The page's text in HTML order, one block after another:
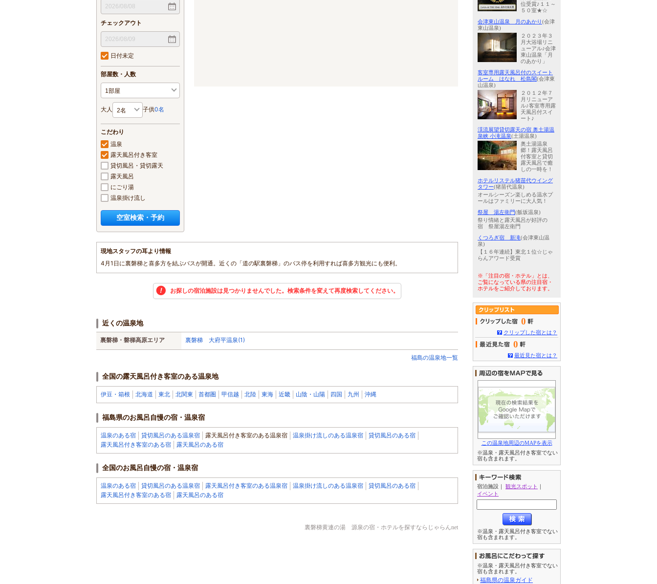
チェックアウト
日付未定
部屋数・人数
大人 子供0名
こだわり
温泉
露天風呂付き客室
貸切風呂・貸切露天
露天風呂
にごり湯
温泉掛け流し
空室検索・予約
現地スタッフの耳より情報
4月1日に裏磐梯と喜多方を結ぶバスが開通。近くの「道の駅裏磐梯」のバス停を利用すれば喜多方観光にも便利。
お探しの宿泊施設は見つかりませんでした。検索条件を変えて再度検索してください。
近くの温泉地
裏磐梯・磐梯高原エリア 裏磐梯 大府平温泉(1)
福島の温泉地一覧
全国の露天風呂付き客室のある温泉地
伊豆・箱根 北海道 東北 北関東 首都圏 甲信越 北陸 東海 近畿 山陰・山陽 四国 九州 沖縄
福島県のお風呂自慢の宿・温泉宿
温泉のある宿 貸切風呂のある温泉宿 露天風呂付き客室のある温泉宿 温泉掛け流しのある温泉宿
貸切風呂のある宿
露天風呂付き客室のある宿
露天風呂のある宿
全国のお風呂自慢の宿・温泉宿
温泉のある宿 貸切風呂のある温泉宿 露天風呂付き客室のある温泉宿 温泉掛け流しのある温泉宿
貸切風呂のある宿
露天風呂付き客室のある宿
露天風呂のある宿
裏磐梯黄連の湯 源泉の宿・ホテルを探すならじゃらんnet
位受賞♪１１～
５０室★☆
会津東山温泉 月のあかり(会津
東山温泉)
２０２３年３
月大浴場リニ
ューアル♪会津
東山温泉「月
のあかり」
客室専用露天風呂付のスイート
ルーム はなれ 松島閣(会津東
山温泉)
２０１２年７
月リニューア
ル♪客室専用露
天風呂付スイ
ート♪
渓流展望貸切露天の宿 奥土湯温
泉峡 小滝温泉(土湯温泉)
奥土湯温泉
郷！露天風呂
付客室と貸切
露天風呂で癒
しの一時を！
ホテルリステル猪苗代ウイング
タワー(猪苗代温泉)
オールシーズン楽しめる温水プ
ールはファミリーに大人気！
祭屋 湯左衛門(飯坂温泉)
祭り情緒と露天風呂が好評の
宿 祭屋湯左衛門
くつろぎ宿 新滝(会津東山温
泉)
【１６年連続】東北１位☆じゃ
らんアワード受賞
※「注目の宿・ホテル」とは、
ご覧になっている県の注目宿・
ホテルをご紹介しております。
0
クリップした宿とは？
0
最近見た宿とは？
この温泉地周辺のMAPを表示
※温泉・露天風呂付き客室でない
宿も含まれます。
宿泊施設 ｜ 観光スポット ｜
イベント
※温泉・露天風呂付き客室でない
宿も含まれます。
※温泉・露天風呂付き客室でない
宿も含まれます。
福島県の温泉ガイド